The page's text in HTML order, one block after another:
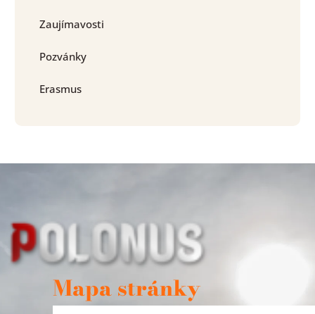
Zaujímavosti
Pozvánky
Erasmus
Mapa stránky